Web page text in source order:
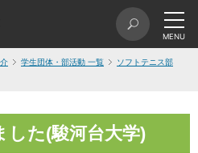
学生団体・部活動 一覧
ソフトテニス部
した(駿河台大学)